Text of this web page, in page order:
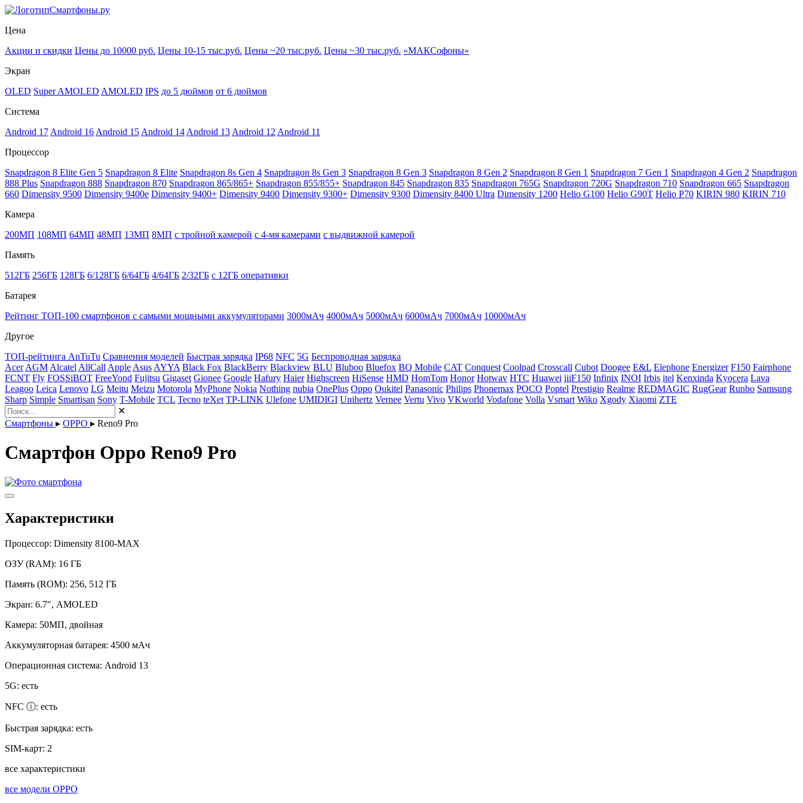
Смартфоны.ру
Цена
Акции и скидки Цены до 10000 руб. Цены 10-15 тыс.руб. Цены ~20 тыс.руб. Цены ~30 тыс.руб. «МАКСофоны»
Экран
OLED Super AMOLED AMOLED IPS до 5 дюймов от 6 дюймов
Система
Android 17 Android 16 Android 15 Android 14 Android 13 Android 12 Android 11
Процессор
Snapdragon 8 Elite Gen 5 Snapdragon 8 Elite Snapdragon 8s Gen 4 Snapdragon 8s Gen 3 Snapdragon 8 Gen 3 Snapdragon 8 Gen 2 Snapdragon 8 Gen 1 Snapdragon 7 Gen 1 Snapdragon 4 Gen 2 Snapdragon
888 Plus Snapdragon 888 Snapdragon 870 Snapdragon 865/865+ Snapdragon 855/855+ Snapdragon 845 Snapdragon 835 Snapdragon 765G Snapdragon 720G Snapdragon 710 Snapdragon 665 Snapdragon
660 Dimensity 9500 Dimensity 9400e Dimensity 9400+ Dimensity 9400 Dimensity 9300+ Dimensity 9300 Dimensity 8400 Ultra Dimensity 1200 Helio G100 Helio G90T Helio P70 KIRIN 980 KIRIN 710
Камера
200МП 108МП 64МП 48МП 13МП 8МП с тройной камерой с 4-мя камерами с выдвижной камерой
Память
512ГБ 256ГБ 128ГБ 6/128ГБ 6/64ГБ 4/64ГБ 2/32ГБ с 12ГБ оперативки
Батарея
Рейтинг ТОП-100 смартфонов с самыми мощными аккумуляторами 3000мАч 4000мАч 5000мАч 6000мАч 7000мАч 10000мАч
Другое
ТОП-рейтинга AnTuTu Сравнения моделей Быстрая зарядка IP68 NFC 5G Беспроводная зарядка
Acer AGM Alcatel AllCall Apple Asus AYYA Black Fox BlackBerry Blackview BLU Bluboo Bluefox BQ Mobile CAT Conquest Coolpad Crosscall Cubot Doogee E&L Elephone Energizer F150 Fairphone
FCNT Fly FOSSiBOT FreeYond Fujitsu Gigaset Gionee Google Hafury Haier Highscreen HiSense HMD HomTom Honor Hotwav HTC Huawei iiiF150 Infinix INOI Irbis itel Kenxinda Kyocera Lava
Leagoo Leica Lenovo LG Meitu Meizu Motorola MyPhone Nokia Nothing nubia OnePlus Oppo Oukitel Panasonic Philips Phonemax POCO Poptel Prestigio Realme REDMAGIC RugGear Runbo Samsung
Sharp Simple Smartisan Sony T-Mobile TCL Tecno teXet TP-LINK Ulefone UMIDIGI Unihertz Vernee Vertu Vivo VKworld Vodafone Volla Vsmart Wiko Xgody Xiaomi ZTE
✕
Смартфоны ▸ OPPO ▸ Reno9 Pro
Смартфон Oppo Reno9 Pro
Характеристики
Процессор: Dimensity 8100-MAX
ОЗУ (RAM): 16 ГБ
Память (ROM): 256, 512 ГБ
Экран: 6.7", AMOLED
Камера: 50МП, двойная
Аккумуляторная батарея: 4500 мАч
Операционная система: Android 13
5G: есть
NFC ⓘ: есть
Быстрая зарядка: есть
SIM-карт: 2
все характеристики
все модели OPPO